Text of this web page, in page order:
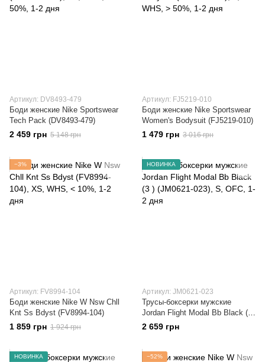
Артикул: DV8493-479
Боди женские Nike Sportswear
Tech Pack (DV8493-479)
2 459 грн 5 148 грн
Артикул: FJ5219-010
Боди женские Nike Sportswear
Women's Bodysuit (FJ5219-010)
1 479 грн 3 016 грн
−3%
Артикул: FV8994-104
Боди женские Nike W Nsw Chll
Knt Ss Bdyst (FV8994-104)
1 859 грн 1 924 грн
НОВИНКА
Артикул: JM0621-023
Трусы-боксерки мужские
Jordan Flight Modal Bb Black (3
) (JM0621-023)
2 659 грн
НОВИНКА −52%